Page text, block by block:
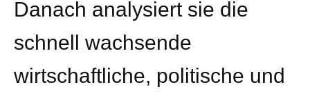
Danach analysiert sie die
schnell wachsende
wirtschaftliche, politische und